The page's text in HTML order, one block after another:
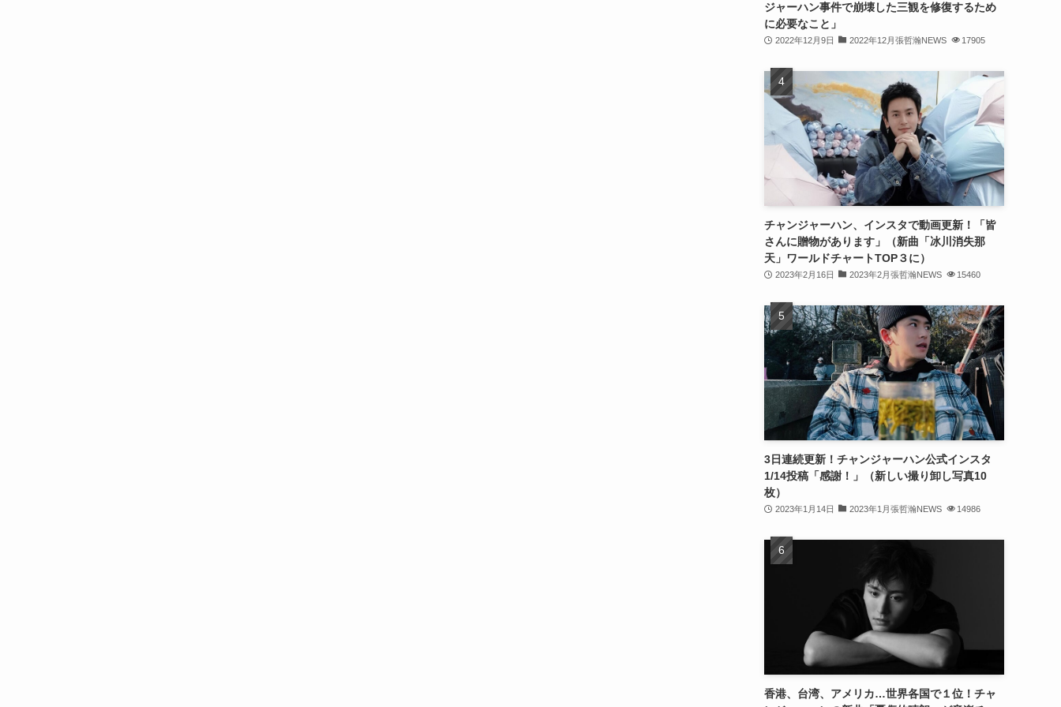
(31)
(31)
(31)
(32)
(30)
(32)
(31)
(28)
(32)
(31)
(30)
(32)
(30)
(32)
(32)
(26)
(23)
(13)
(8)
ジャーハン事件で崩壊した三観を修復するため
に必要なこと」
2022年12月9日 2022年12月張哲瀚NEWS 17905
チャンジャーハン、インスタで動画更新！「皆
さんに贈物があります」（新曲「冰川消失那
天」ワールドチャートTOP３に）
2023年2月16日 2023年2月張哲瀚NEWS 15460
3日連続更新！チャンジャーハン公式インスタ
1/14投稿「感謝！」（新しい撮り卸し写真10
枚）
2023年1月14日 2023年1月張哲瀚NEWS 14986
香港、台湾、アメリカ…世界各国で１位！チャ